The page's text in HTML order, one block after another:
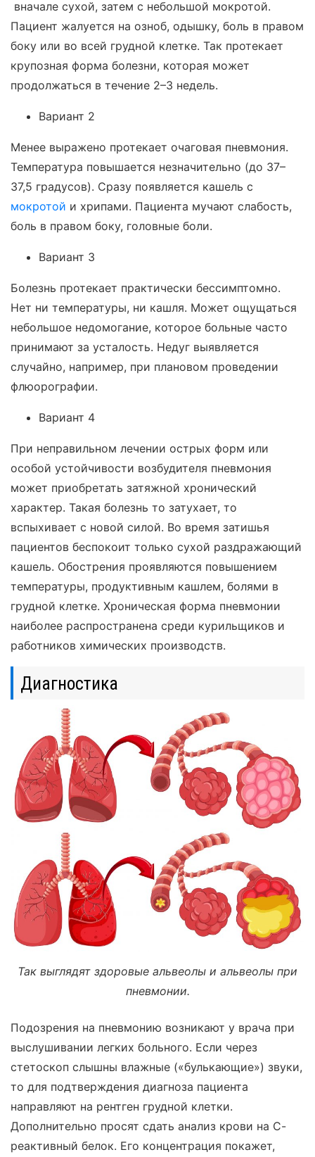
вначале сухой, затем с небольшой мокротой.
Пациент жалуется на озноб, одышку, боль в правом
боку или во всей грудной клетке. Так протекает
крупозная форма болезни, которая может
продолжаться в течение 2–3 недель.
Вариант 2
Менее выражено протекает очаговая пневмония.
Температура повышается незначительно (до 37–
37,5 градусов). Сразу появляется кашель с
мокротой и хрипами. Пациента мучают слабость,
боль в правом боку, головные боли.
Вариант 3
Болезнь протекает практически бессимптомно.
Нет ни температуры, ни кашля. Может ощущаться
небольшое недомогание, которое больные часто
принимают за усталость. Недуг выявляется
случайно, например, при плановом проведении
флюорографии.
Вариант 4
При неправильном лечении острых форм или
особой устойчивости возбудителя пневмония
может приобретать затяжной хронический
характер. Такая болезнь то затухает, то
вспыхивает с новой силой. Во время затишья
пациентов беспокоит только сухой раздражающий
кашель. Обострения проявляются повышением
температуры, продуктивным кашлем, болями в
грудной клетке. Хроническая форма пневмонии
наиболее распространена среди курильщиков и
работников химических производств.
Диагностика
Так выглядят здоровые альвеолы и альвеолы при
пневмонии.
Подозрения на пневмонию возникают у врача при
выслушивании легких больного. Если через
стетоскоп слышны влажные («булькающие») звуки,
то для подтверждения диагноза пациента
направляют на рентген грудной клетки.
Дополнительно просят сдать анализ крови на С-
реактивный белок. Его концентрация покажет,